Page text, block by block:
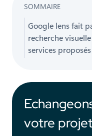
SOMMAIRE
Google lens fait
recherche
services
votre